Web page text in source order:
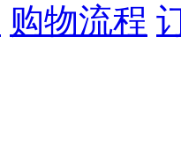
购物流程